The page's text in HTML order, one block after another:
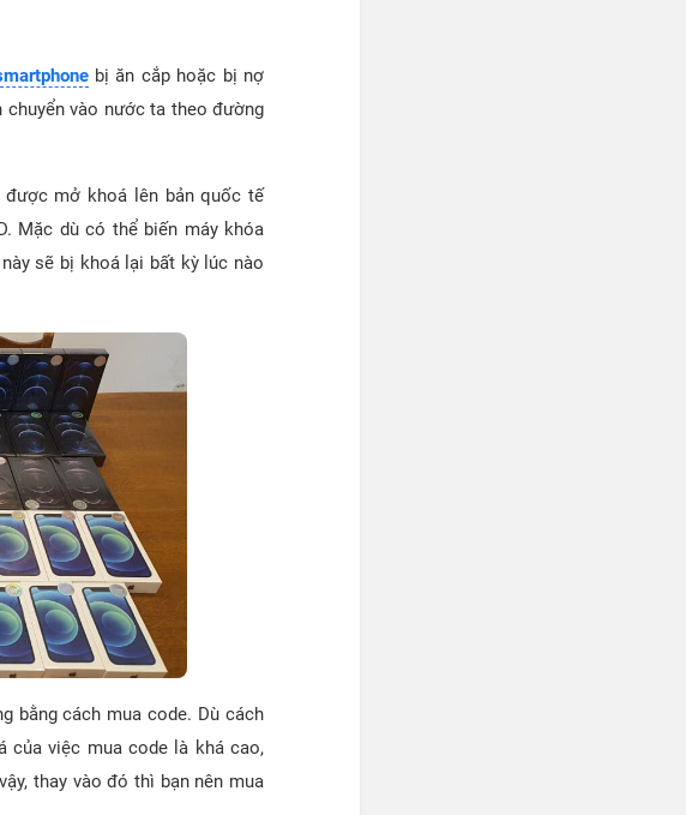
bị ăn cắp hoặc bị nợ
vào nước ta theo đường
được mở khoá lên bản quốc tế
Mặc dù có thể biến máy khóa
sẽ bị khoá lại bất kỳ lúc nào
bằng cách mua code. Dù cách
của việc mua code là khá cao,
thay vào đó thì bạn nên mua